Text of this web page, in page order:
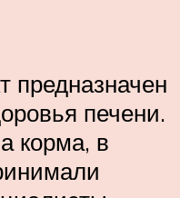
предназначен
печени.
корма, в